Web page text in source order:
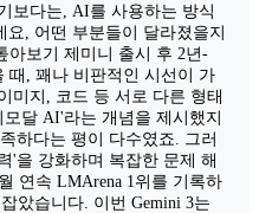
보다는, AI를 사용하는 방식
, 어떤 부분들이 달라졌을지
아보기 제미니 출시 후 2년-
때, 꽤나 비판적인 시선이 가
미지, 코드 등 서로 다른 형태
달 AI'라는 개념을 제시했지
하다는 평이 다수였죠. 그러
'을 강화하며 복잡한 문제 해
연속 LMArena 1위를 기록하
았습니다. 이번 Gemini 3는